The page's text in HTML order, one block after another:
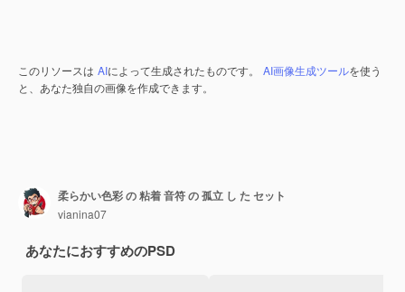
このリソースは AIによって生成されたものです。 AI画像生成ツールを使う
と、あなた独自の画像を作成できます。
柔らかい色彩 の 粘着 音符 の 孤立 し た セット
vianina07
あなたにおすすめのPSD